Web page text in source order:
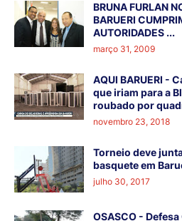
BRUNA FURLAN
BARUERI
AUTORIDADES ...
março 31, 2009
AQUI BARUERI -
que iriam para a
roubado por
novembro 23, 2018
Torneio deve
basquete em
julho 30, 2017
OSASCO -